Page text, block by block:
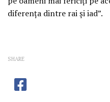
diferenţa dintre rai şi iad”.
SHARE